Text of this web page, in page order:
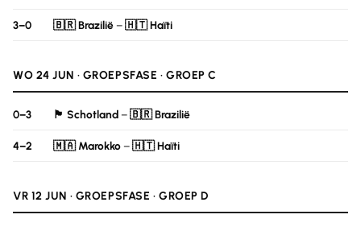
3–0 🇧🇷 Brazilië–🇭🇹 Haïti
WO 24 JUN · GROEPSFASE · GROEP C
0–3 🏴󠁧󠁢󠁳󠁣󠁴󠁿 Schotland–🇧🇷 Brazilië
4–2 🇲🇦 Marokko–🇭🇹 Haïti
VR 12 JUN · GROEPSFASE · GROEP D